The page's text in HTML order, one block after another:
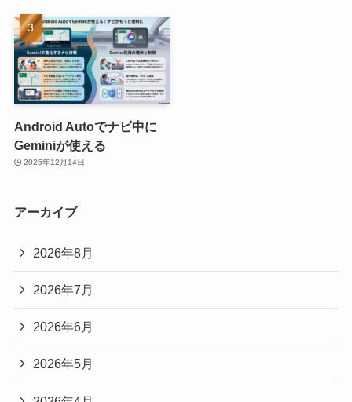
Android Autoでナビ中に
Geminiが使える
2025年12月14日
アーカイブ
2026年8月
2026年7月
2026年6月
2026年5月